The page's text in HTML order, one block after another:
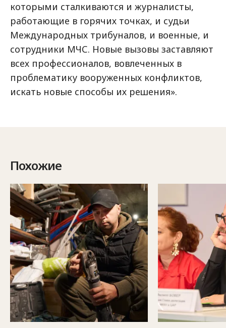
которыми сталкиваются и журналисты,
работающие в горячих точках, и судьи
Международных трибуналов, и военные, и
сотрудники МЧС. Новые вызовы заставляют
всех профессионалов, вовлеченных в
проблематику вооруженных конфликтов,
искать новые способы их решения».
Похожие